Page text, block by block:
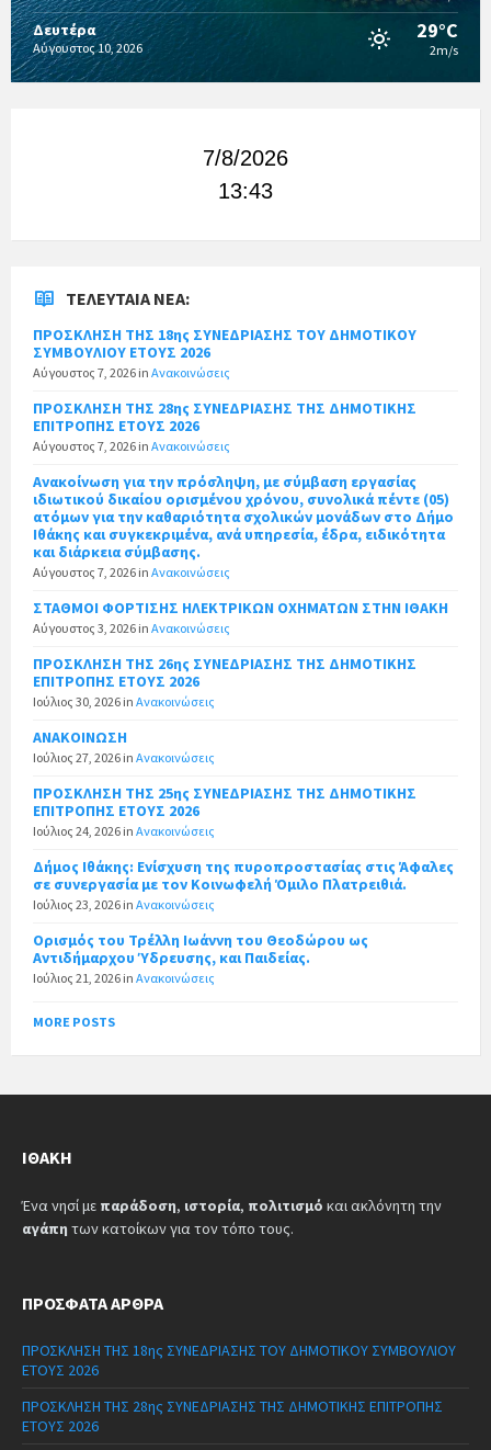
Δευτέρα
Αύγουστος 10, 2026
29°C
2m/s
7/8/2026
13:43
ΤΕΛΕΥΤΑΊΑ ΝΈΑ:
ΠΡΟΣΚΛΗΣΗ ΤΗΣ 18ης ΣΥΝΕΔΡΙΑΣΗΣ ΤΟΥ ΔΗΜΟΤΙΚΟΥ
ΣΥΜΒΟΥΛΙΟΥ ΕΤΟΥΣ 2026
Αύγουστος 7, 2026 in Ανακοινώσεις
ΠΡΟΣΚΛΗΣΗ ΤΗΣ 28ης ΣΥΝΕΔΡΙΑΣΗΣ ΤΗΣ ΔΗΜΟΤΙΚΗΣ
ΕΠΙΤΡΟΠΗΣ ΕΤΟΥΣ 2026
Αύγουστος 7, 2026 in Ανακοινώσεις
Ανακοίνωση για την πρόσληψη, με σύμβαση εργασίας
ιδιωτικού δικαίου ορισμένου χρόνου, συνολικά πέντε (05)
ατόμων για την καθαριότητα σχολικών μονάδων στο Δήμο
Ιθάκης και συγκεκριμένα, ανά υπηρεσία, έδρα, ειδικότητα
και διάρκεια σύμβασης.
Αύγουστος 7, 2026 in Ανακοινώσεις
ΣΤΑΘΜΟΙ ΦΟΡΤΙΣΗΣ ΗΛΕΚΤΡΙΚΩΝ ΟΧΗΜΑΤΩΝ ΣΤΗΝ ΙΘΑΚΗ
Αύγουστος 3, 2026 in Ανακοινώσεις
ΠΡΟΣΚΛΗΣΗ ΤΗΣ 26ης ΣΥΝΕΔΡΙΑΣΗΣ ΤΗΣ ΔΗΜΟΤΙΚΗΣ
ΕΠΙΤΡΟΠΗΣ ΕΤΟΥΣ 2026
Ιούλιος 30, 2026 in Ανακοινώσεις
ΑΝΑΚΟΙΝΩΣΗ
Ιούλιος 27, 2026 in Ανακοινώσεις
ΠΡΟΣΚΛΗΣΗ ΤΗΣ 25ης ΣΥΝΕΔΡΙΑΣΗΣ ΤΗΣ ΔΗΜΟΤΙΚΗΣ
ΕΠΙΤΡΟΠΗΣ ΕΤΟΥΣ 2026
Ιούλιος 24, 2026 in Ανακοινώσεις
Δήμος Ιθάκης: Ενίσχυση της πυροπροστασίας στις Άφαλες
σε συνεργασία με τον Κοινωφελή Όμιλο Πλατρειθιά.
Ιούλιος 23, 2026 in Ανακοινώσεις
Ορισμός του Τρέλλη Ιωάννη του Θεοδώρου ως
Αντιδήμαρχου Ύδρευσης, και Παιδείας.
Ιούλιος 21, 2026 in Ανακοινώσεις
MORE POSTS
ΙΘΆΚΗ
Ένα νησί με παράδοση, ιστορία, πολιτισμό και ακλόνητη την
αγάπη των κατοίκων για τον τόπο τους.
ΠΡΌΣΦΑΤΑ ΆΡΘΡΑ
ΠΡΟΣΚΛΗΣΗ ΤΗΣ 18ης ΣΥΝΕΔΡΙΑΣΗΣ ΤΟΥ ΔΗΜΟΤΙΚΟΥ ΣΥΜΒΟΥΛΙΟΥ
ΕΤΟΥΣ 2026
ΠΡΟΣΚΛΗΣΗ ΤΗΣ 28ης ΣΥΝΕΔΡΙΑΣΗΣ ΤΗΣ ΔΗΜΟΤΙΚΗΣ ΕΠΙΤΡΟΠΗΣ
ΕΤΟΥΣ 2026